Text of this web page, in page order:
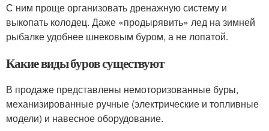
С ним проще организовать дренажную систему и
выкопать колодец. Даже «продырявить» лед на зимней
рыбалке удобнее шнековым буром, а не лопатой.
Какие виды буров существуют
В продаже представлены немоторизованные буры,
механизированные ручные (электрические и топливные
модели) и навесное оборудование.